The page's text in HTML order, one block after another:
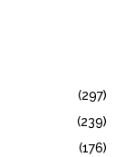
(297)
(239)
(176)